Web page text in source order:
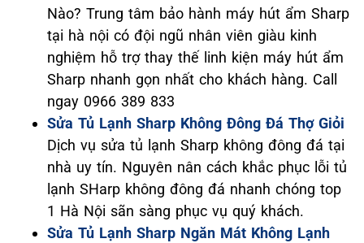
Nào? Trung tâm bảo hành máy hút ẩm Sharp
tại hà nội có đội ngũ nhân viên giàu kinh
nghiệm hỗ trợ thay thế linh kiện máy hút ẩm
Sharp nhanh gọn nhất cho khách hàng. Call
ngay 0966 389 833
Sửa Tủ Lạnh Sharp Không Đông Đá Thợ Giỏi
Dịch vụ sửa tủ lạnh Sharp không đông đá tại
nhà uy tín. Nguyên nân cách khắc phục lỗi tủ
lạnh SHarp không đông đá nhanh chóng top
1 Hà Nội sãn sàng phục vụ quý khách.
Sửa Tủ Lạnh Sharp Ngăn Mát Không Lạnh